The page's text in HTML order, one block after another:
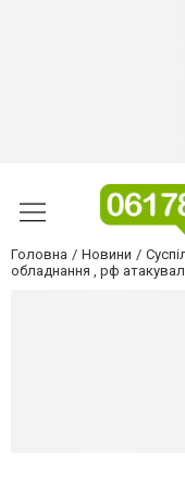
Головна Новини
обладнання , рф